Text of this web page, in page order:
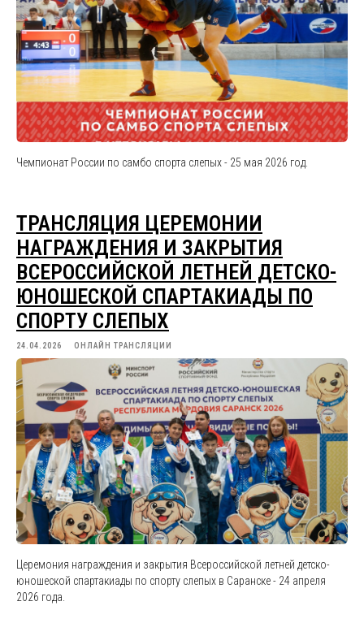
Чемпионат России по самбо спорта слепых - 25 мая 2026 год.
ТРАНСЛЯЦИЯ ЦЕРЕМОНИИ
НАГРАЖДЕНИЯ И ЗАКРЫТИЯ
ВСЕРОССИЙСКОЙ ЛЕТНЕЙ ДЕТСКО-
ЮНОШЕСКОЙ СПАРТАКИАДЫ ПО
СПОРТУ СЛЕПЫХ
24.04.2026 ОНЛАЙН ТРАНСЛЯЦИИ
Церемония награждения и закрытия Всероссийской летней детско-
юношеской спартакиады по спорту слепых в Саранске - 24 апреля
2026 года.